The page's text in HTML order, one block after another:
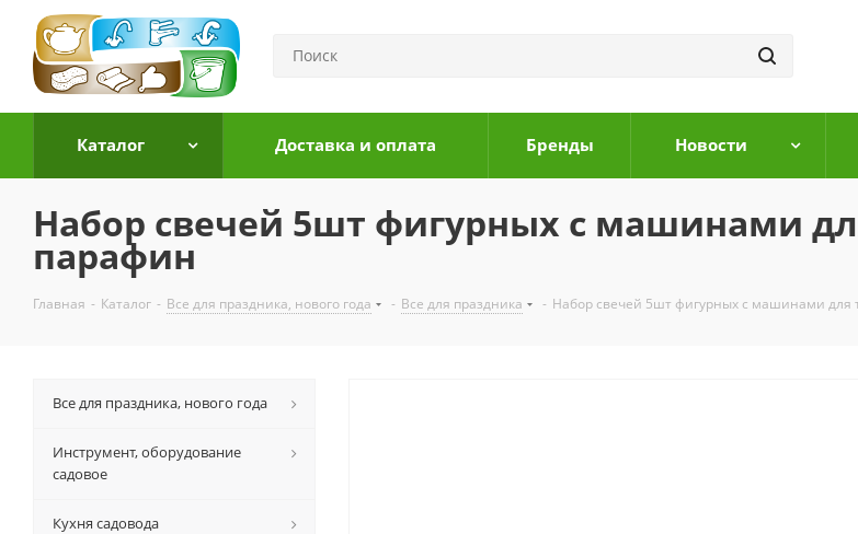
Каталог Доставка и оплата Бренды Новости
Набор свечей 5шт фигурных с машинами
парафин
Главная - Каталог - Все для праздника, нового года - Все для праздника - Набор свечей 5шт фигурных с машинами для
Все для праздника, нового года
Инструмент, оборудование
садовое
Кухня садовода